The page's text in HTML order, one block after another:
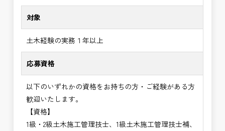
対象
土木経験の実務１年以上
応募資格
以下のいずれかの資格をお持ちの方・ご経験がある方
歓迎いたします。
【資格】
1級・2級土木施工管理技士、1級土木施工管理技士補、